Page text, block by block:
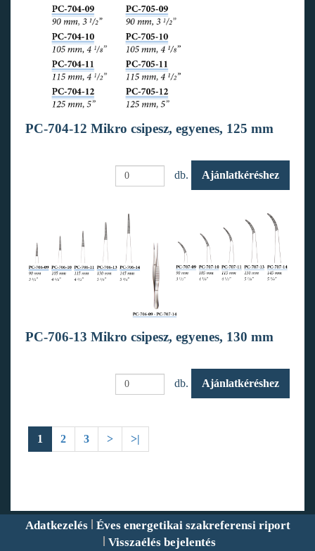
PC-704-12 Mikro csipesz, egyenes, 125 mm
db. Ajánlatkéréshez
PC-706-13 Mikro csipesz, egyenes, 130 mm
db. Ajánlatkéréshez
1 2 3 > >|
Adatkezelés
Éves energetikai szakreferensi riport
Visszaélés bejelentés